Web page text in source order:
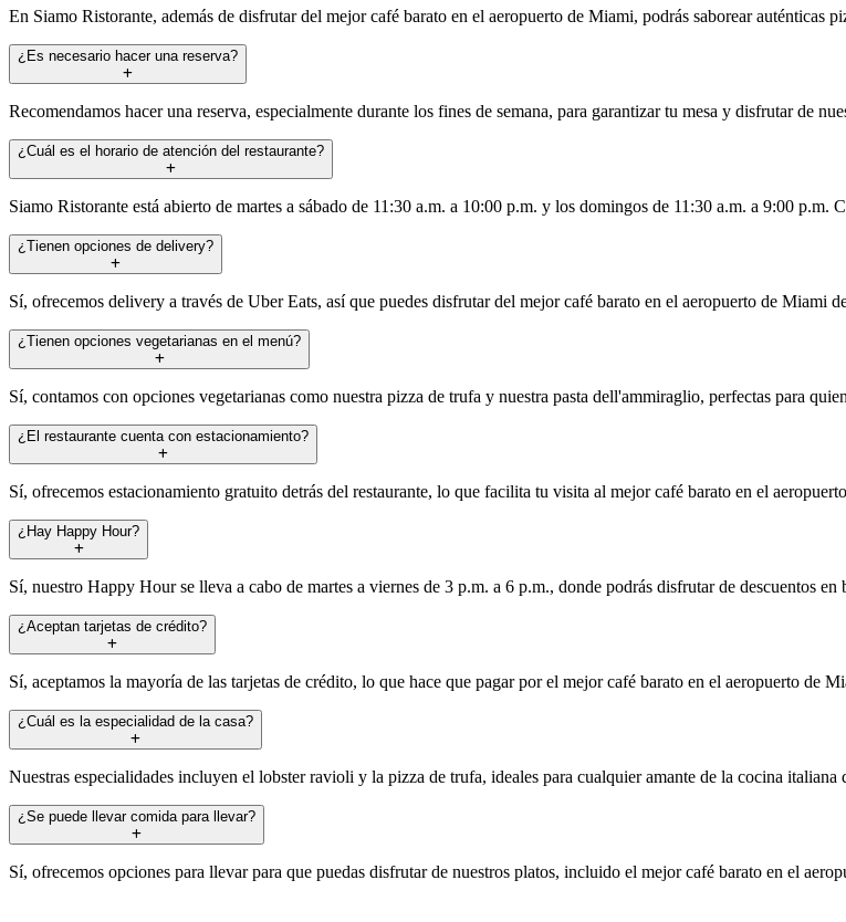
En Siamo Ristorante, además de disfrutar del mejor café barato en el aeropuerto de Miami, podrás saborear auténticas
¿Es necesario hacer una reserva?
Recomendamos hacer una reserva, especialmente durante los fines de semana, para garantizar tu mesa y disfrutar de
¿Cuál es el horario de atención del restaurante?
Siamo Ristorante está abierto de martes a sábado de 11:30 a.m. a 10:00 p.m. y los domingos de 11:30 a.m. a 9:00 p.m.
¿Tienen opciones de delivery?
Sí, ofrecemos delivery a través de Uber Eats, así que puedes disfrutar del mejor café barato en el aeropuerto de Miami
¿Tienen opciones vegetarianas en el menú?
Sí, contamos con opciones vegetarianas como nuestra pizza de trufa y nuestra pasta dell'ammiraglio, perfectas para
¿El restaurante cuenta con estacionamiento?
Sí, ofrecemos estacionamiento gratuito detrás del restaurante, lo que facilita tu visita al mejor café barato en el
¿Hay Happy Hour?
Sí, nuestro Happy Hour se lleva a cabo de martes a viernes de 3 p.m. a 6 p.m., donde podrás disfrutar de descuentos en
¿Aceptan tarjetas de crédito?
Sí, aceptamos la mayoría de las tarjetas de crédito, lo que hace que pagar por el mejor café barato en el aeropuerto de
¿Cuál es la especialidad de la casa?
Nuestras especialidades incluyen el lobster ravioli y la pizza de trufa, ideales para cualquier amante de la cocina
¿Se puede llevar comida para llevar?
Sí, ofrecemos opciones para llevar para que puedas disfrutar de nuestros platos, incluido el mejor café barato en el